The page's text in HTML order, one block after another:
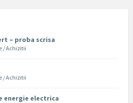
– proba scrisa
/ Achizitii
/ Achizitii
energie electrica